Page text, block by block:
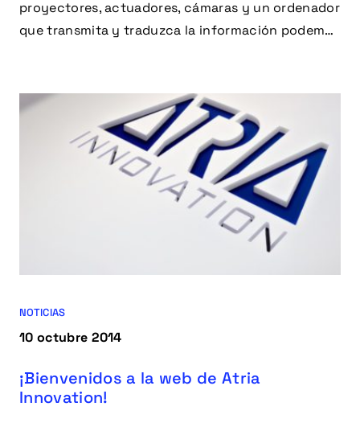
proyectores, actuadores, cámaras y un ordenador
que transmita y traduzca la información podemos
NOTICIAS
10 octubre 2014
¡Bienvenidos a la web de Atria
Innovation!